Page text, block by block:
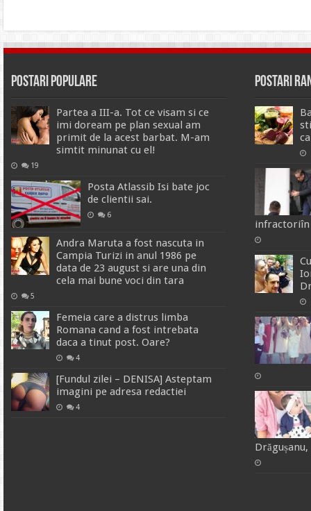
Postari Populare
Partea a III-a. Tot ce visam si ce
imi doream pe plan sexual am
primit de la acest barbat. M-am
simtit minunat cu el!
19
Posta Atlassib Isi bate joc
de clientii sai.
6
Andra Maruta a fost nascuta in
Campia Turizi in anul 1986 pe
data de 23 august si are una din
cela mai bune voci din tara
5
Femeia care a distrus limba
Romana cand a fost intrebata
daca a tinut post. Oare?
4
[Fundul zilei – DENISA] Asteptam
imagini pe adresa redactiei
4
Postari
infractoriîn